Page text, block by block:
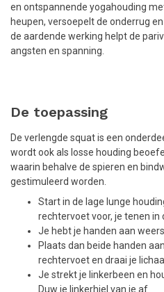
en ontspannende yogahouding
heupen, versoepelt de onderrug
de aardende werking helpt de
angsten en spanning.
De toepassing
De verlengde squat is een
wordt ook als losse houding
waarin behalve de spieren en
gestimuleerd worden.
Start in de lage lunge
rechtervoet voor, je tenen
Je hebt je handen aan
Plaats dan beide handen
rechtervoet en draai je
Je strekt je linkerbeen en
Duw je linkerhiel van je af